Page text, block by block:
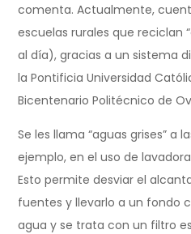
comenta. Actualmente,
escuelas rurales que reciclan
al día), gracias a un sistema
la Pontificia Universidad
Bicentenario Politécnico de
Se les llama “aguas grises” a
ejemplo, en el uso de
Esto permite desviar el
fuentes y llevarlo a un fondo
agua y se trata con un filtro